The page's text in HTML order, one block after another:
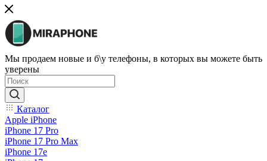
Мы продаем новые и б\у телефоны, в которых вы можете быть
уверены
Каталог
Apple iPhone
iPhone 17 Pro
iPhone 17 Pro Max
iPhone 17e